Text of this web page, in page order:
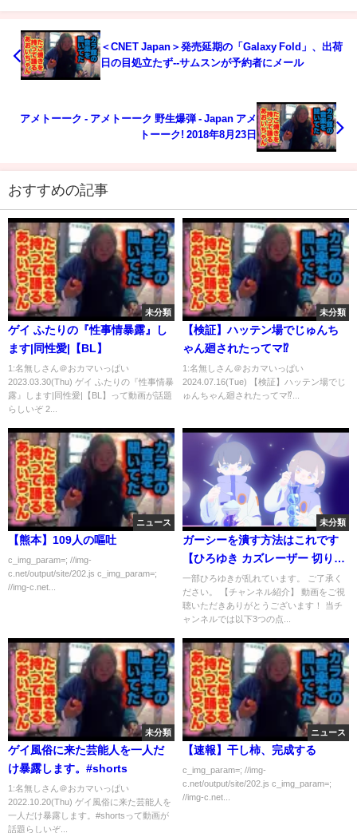
＜CNET Japan＞発売延期の「Galaxy Fold」、出荷
日の目処立たず--サムスンが予約者にメール
アメトーーク - アメトーーク 野生爆弾 - Japan アメ
トーーク! 2018年8月23日
おすすめの記事
未分類
ゲイ ふたりの『性事情暴露』し
ます|同性愛|【BL】
1:名無しさん＠おカマいっぱい
2023.03.30(Thu) ゲイ ふたりの『性事情暴
露』します|同性愛|【BL】って動画が話題
らしいぞ 2...
未分類
【検証】ハッテン場でじゅんち
ゃん廻されたってマ⁉️
1:名無しさん＠おカマいっぱい
2024.07.16(Tue) 【検証】ハッテン場でじ
ゅんちゃん廻されたってマ⁉️...
ニュース
【熊本】109人の嘔吐
c_img_param=; //img-
c.net/output/site/202.js c_img_param=;
//img-c.net...
未分類
ガーシーを潰す方法はこれです
【ひろゆき カズレーザー 切り抜
き 質問ゼメナール 夜な夜な生配
信 】
一部ひろゆきが乱れています。 ご了承く
ださい。 【チャンネル紹介】 動画をご視
聴いただきありがとうございます！ 当チ
ャンネルでは以下3つの点...
未分類
ゲイ風俗に来た芸能人を一人だ
け暴露します。#shorts
1:名無しさん＠おカマいっぱい
2022.10.20(Thu) ゲイ風俗に来た芸能人を
一人だけ暴露します。#shortsって動画が
話題らしいぞ...
ニュース
【速報】干し柿、完成する
c_img_param=; //img-
c.net/output/site/202.js c_img_param=;
//img-c.net...